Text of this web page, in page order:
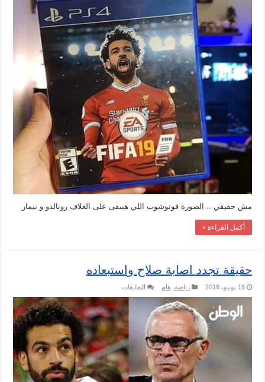
مش حقيقي .. الصورة فوتوشوب اللي هيبقى على الغلاف رونالدو و نيمار
أكمل القراءة »
حقيقة تجدد اصابة صلاح واستبعاده
18 يونيو، 2018 رياضة هام التعليقات
تجدد
اصابة
صلاح
واستبعاده
مغلقة